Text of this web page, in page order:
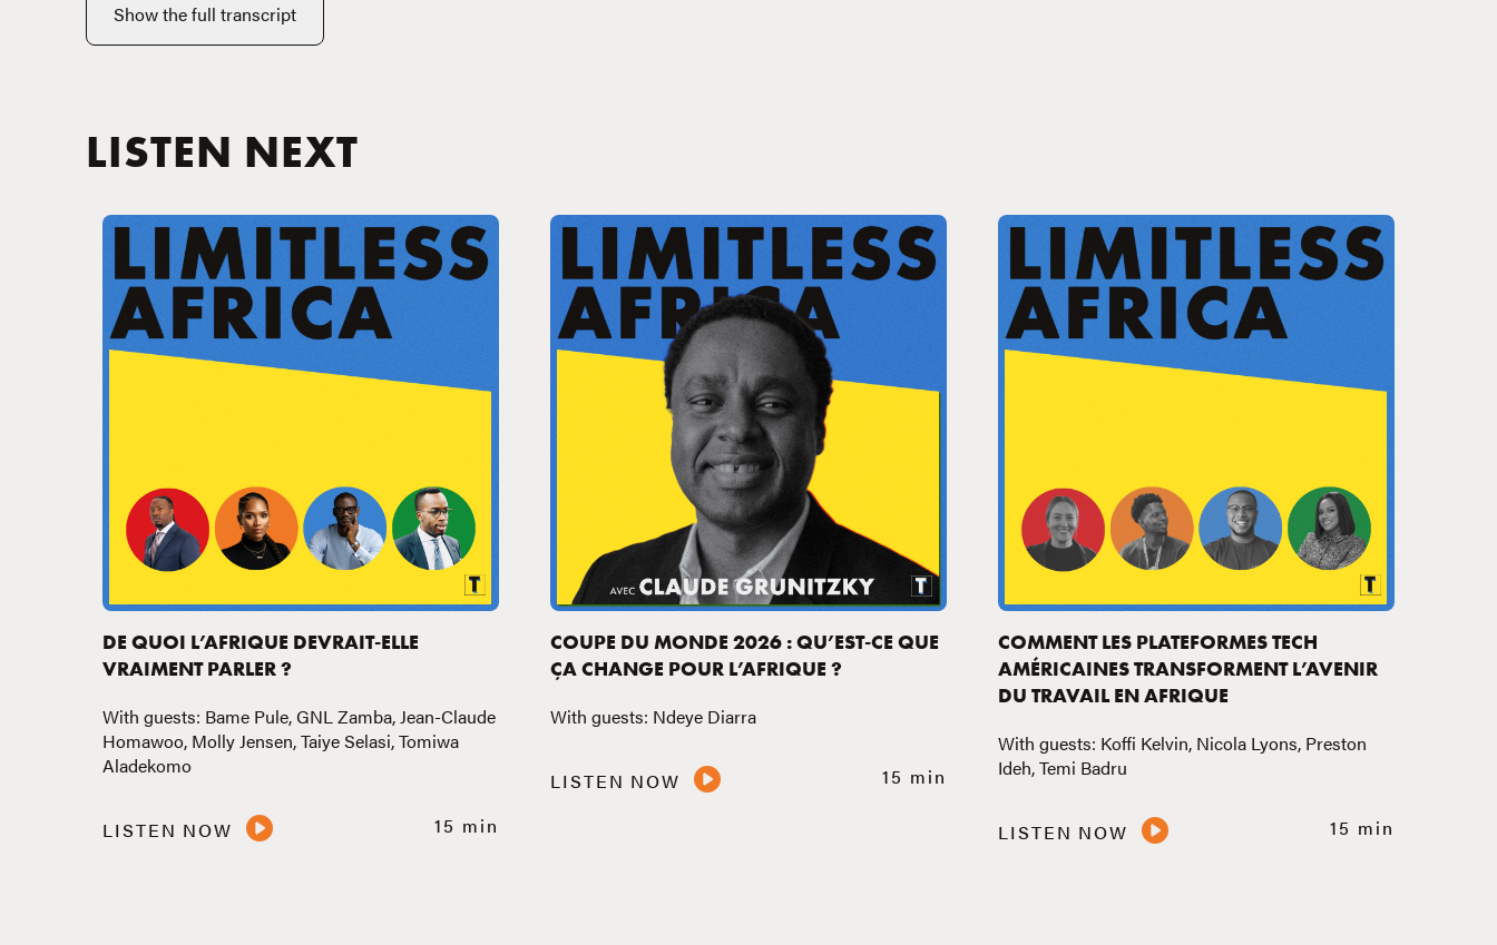
Show the full transcript
LISTEN NEXT
DE QUOI L’AFRIQUE DEVRAIT-ELLE
VRAIMENT PARLER ?
With guests: Bame Pule, GNL Zamba, Jean-Claude
Homawoo, Molly Jensen, Taiye Selasi, Tomiwa
Aladekomo
LISTEN NOW 15 min
COUPE DU MONDE 2026 : QU’EST-CE QUE
ÇA CHANGE POUR L’AFRIQUE ?
With guests: Ndeye Diarra
LISTEN NOW 15 min
COMMENT LES PLATEFORMES TECH
AMÉRICAINES TRANSFORMENT L’AVENIR
DU TRAVAIL EN AFRIQUE
With guests: Koffi Kelvin, Nicola Lyons, Preston
Ideh, Temi Badru
LISTEN NOW 15 min